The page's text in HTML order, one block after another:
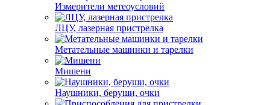
Измерители метеоусловий
ЛЦУ, лазерная пристрелка
Метательные машинки и тарелки
Мишени
Наушники, беруши, очки